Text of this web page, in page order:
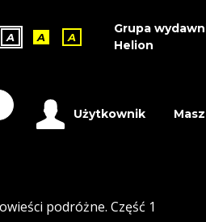
A A A
Grupa
Helion
Użytkownik
podróżne. Część 1